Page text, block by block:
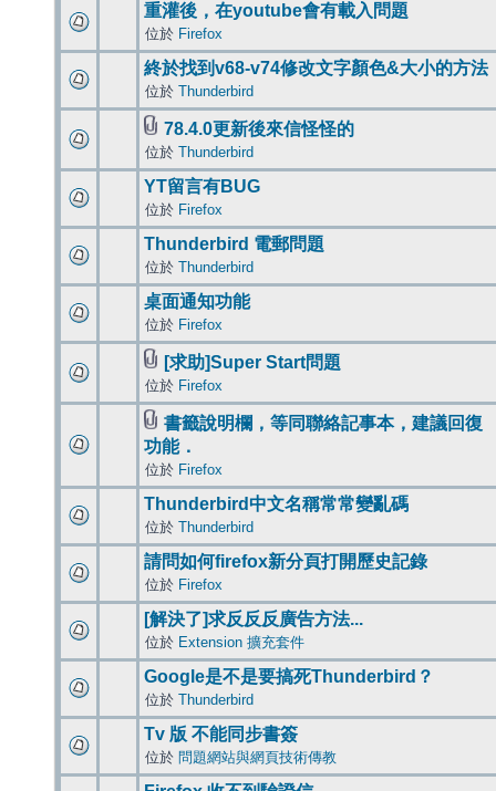
重灌後，在youtube會有載入問題
位於 Firefox
終於找到v68-v74修改文字顏色&大小的方法
位於 Thunderbird
78.4.0更新後來信怪怪的
位於 Thunderbird
YT留言有BUG
位於 Firefox
Thunderbird 電郵問題
位於 Thunderbird
桌面通知功能
位於 Firefox
[求助]Super Start問題
位於 Firefox
書籤說明欄，等同聯絡記事本，建議回復
功能．
位於 Firefox
Thunderbird中文名稱常常變亂碼
位於 Thunderbird
請問如何firefox新分頁打開歷史記錄
位於 Firefox
[解決了]求反反反廣告方法...
位於 Extension 擴充套件
Google是不是要搞死Thunderbird？
位於 Thunderbird
Tv 版 不能同步書簽
位於 問題網站與網頁技術傳教